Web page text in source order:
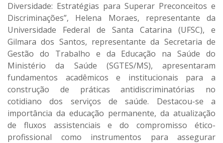
Diversidade: Estratégias para Superar Preconceitos e
Discriminações”, Helena Moraes, representante da
Universidade Federal de Santa Catarina (UFSC), e
Gilmara dos Santos, representante da Secretaria de
Gestão do Trabalho e da Educação na Saúde do
Ministério da Saúde (SGTES/MS), apresentaram
fundamentos acadêmicos e institucionais para a
construção de práticas antidiscriminatórias no
cotidiano dos serviços de saúde. Destacou-se a
importância da educação permanente, da atualização
de fluxos assistenciais e do compromisso ético-
profissional como instrumentos para assegurar